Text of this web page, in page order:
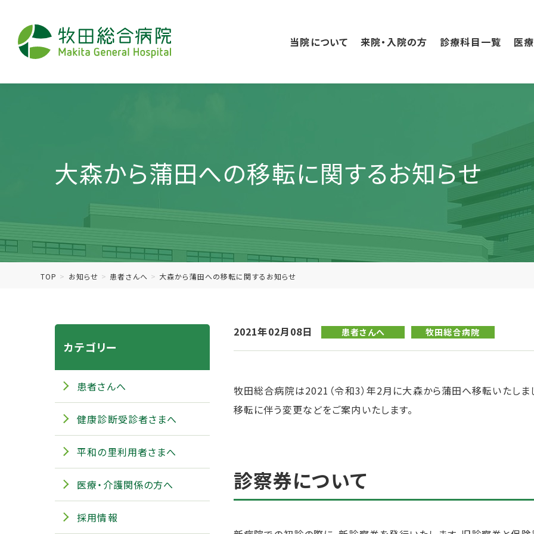
ペ
ー
当院について 来院・入院の方 診療科目一覧 医
大森から蒲田への移転に関するお知らせ
TOP お知らせ 患者さんへ 大森から蒲田への移転に関するお知らせ
2021年02月08日 患者さんへ 牧田総合病院
牧田総合病院は2021（令和3）年2月に大森から蒲田へ移転いたしま
移転に伴う変更などをご案内いたします。
診察券について
カテゴリー
患者さんへ
健康診断受診者さまへ
平和の里利用者さまへ
医療・介護関係の方へ
採用情報